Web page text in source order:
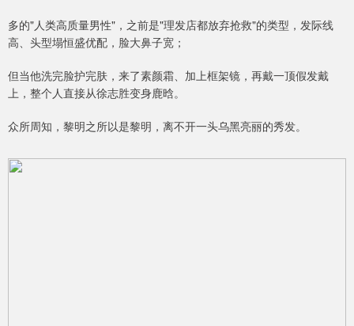
多的"人类高质量男性"，之前是"理发店都放弃抢救"的类型，发际线
高、头型塌恒盛优配，脸大鼻子宽；
但当他洗完脸护完肤，来了素颜霜、加上框架镜，再戴一顶假发戴
上，整个人直接从徐志胜变身鹿晗。
众所周知，黎明之所以是黎明，离不开一头乌黑亮丽的秀发。